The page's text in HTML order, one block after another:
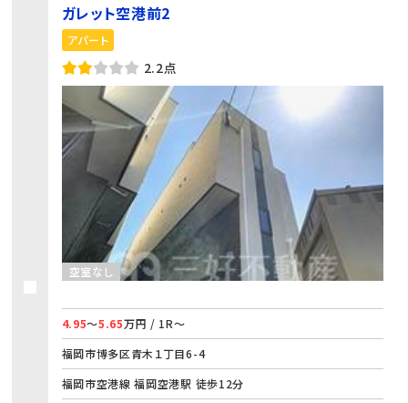
ガレット空港前2
アパート
2.2点
空室なし
4.95～5.65万円 / 1R～
福岡市博多区青木１丁目6-4
福岡市空港線 福岡空港駅 徒歩12分